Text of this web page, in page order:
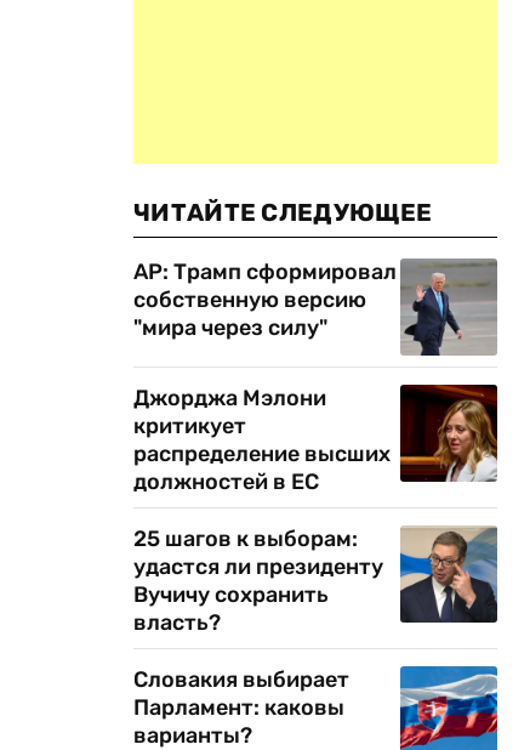
ЧИТАЙТЕ СЛЕДУЮЩЕЕ
AP: Трамп сформировал
собственную версию
"мира через силу"
Джорджа Мэлони
критикует
распределение высших
должностей в ЕС
25 шагов к выборам:
удастся ли президенту
Вучичу сохранить
власть?
Словакия выбирает
Парламент: каковы
варианты?